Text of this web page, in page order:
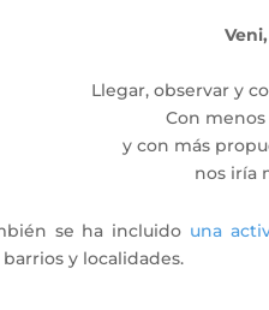
Llegar, observar y
Con menos
y con más
nos iría
se ha incluido una
y localidades.